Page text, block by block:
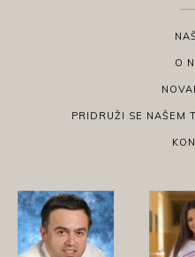
O
PRIDRUŽI SE NAŠEM